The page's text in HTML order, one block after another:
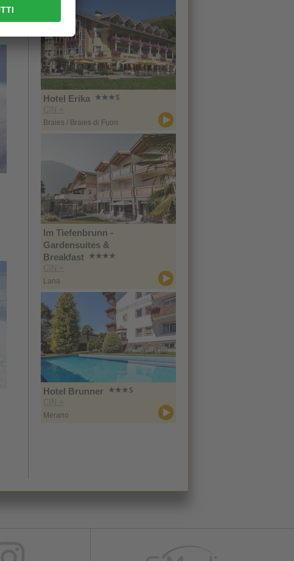
Hotel Erika
CIN +
Braies / Braies di Fuori
Im Tiefenbrunn -
Gardensuites &
Breakfast
CIN +
Lana
Hotel Brunner
CIN +
Merano